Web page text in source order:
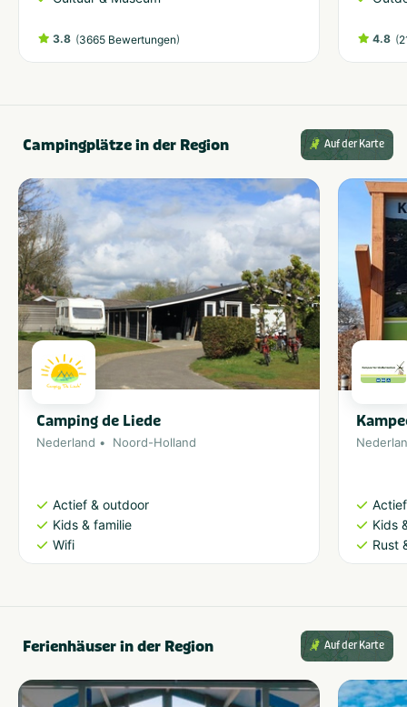
3.8 (3665 Bewertungen) 4.8 (
Campingplätze in der Region Auf der Karte
Camping de Liede
Nederland Noord-Holland
Actief & outdoor
Kids & familie
Wifi
Kids
Rust
Ferienhäuser in der Region Auf der Karte